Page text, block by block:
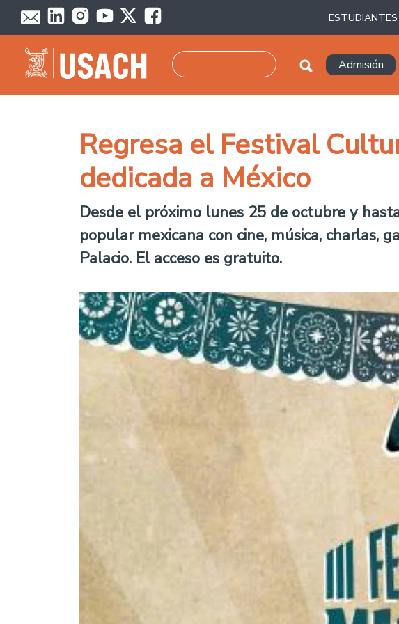
Pasar al contenido principal
ESTUDIANTES
Admisión
Regresa el Festival
dedicada a México
Desde el próximo lunes 25 de octubre y
popular mexicana con cine, música, charlas,
Palacio. El acceso es gratuito.